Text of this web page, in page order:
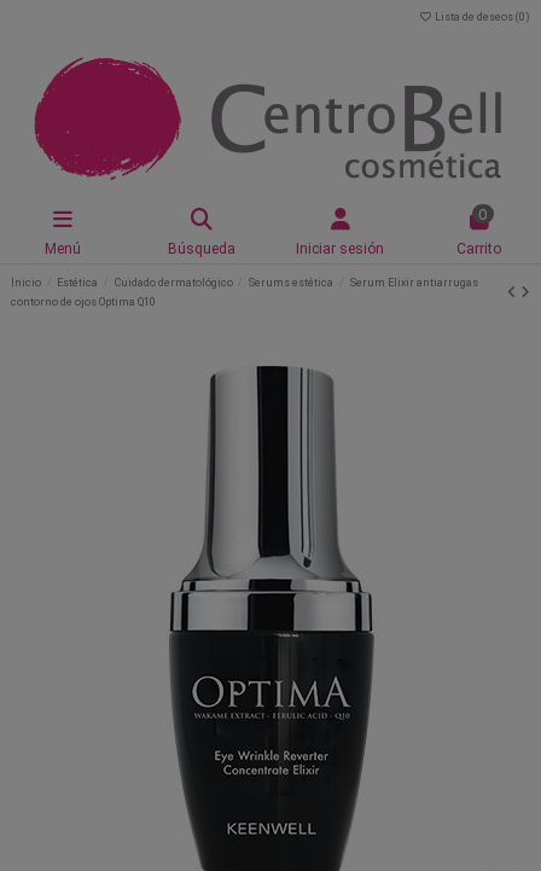
Lista de deseos (0 )
Menú Búsqueda Iniciar sesión
0
Carrito
Inicio Estética Cuidado dermatológico Serums estética
Serum Elixir antiarrugas
contorno de ojos Optima Q10